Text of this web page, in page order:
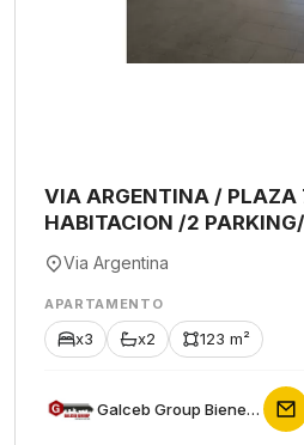
VIA ARGENTINA /
HABITACION /2
Via Argentina
APARTAMENTO
x3 x2 123 m²
Galceb Group Bienes Raices